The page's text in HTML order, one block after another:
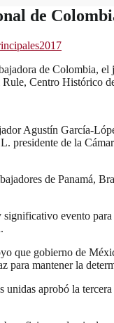
de
de Colombia,
Centro Histórico
Agustín García-
presidente de la
de Panamá,
evento
que gobierno de
para mantener la
unidas aprobó la